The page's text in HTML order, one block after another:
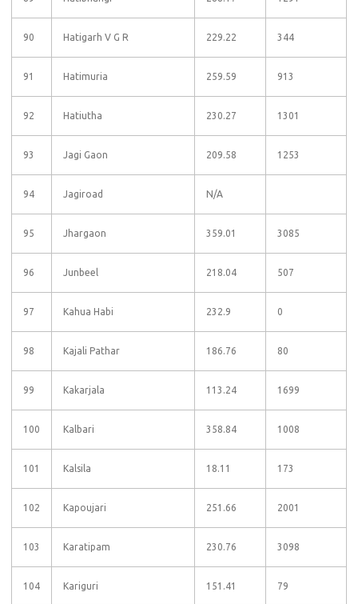
90 Hatigarh V G R 229.22 344
91 Hatimuria 259.59 913
92 Hatiutha 230.27 1301
93 Jagi Gaon 209.58 1253
94 Jagiroad N/A
95 Jhargaon 359.01 3085
96 Junbeel 218.04 507
97 Kahua Habi 232.9 0
98 Kajali Pathar 186.76 80
99 Kakarjala 113.24 1699
100 Kalbari 358.84 1008
101 Kalsila 18.11 173
102 Kapoujari 251.66 2001
103 Karatipam 230.76 3098
104 Kariguri 151.41 79